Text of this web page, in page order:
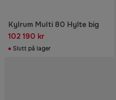
Kylrum Multi 80 Hylte big
102 190 kr
Slutt på lager